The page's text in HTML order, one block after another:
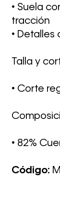
• Suela
tracción
• Detalles
Talla y
• Corte
• 82%
Código: